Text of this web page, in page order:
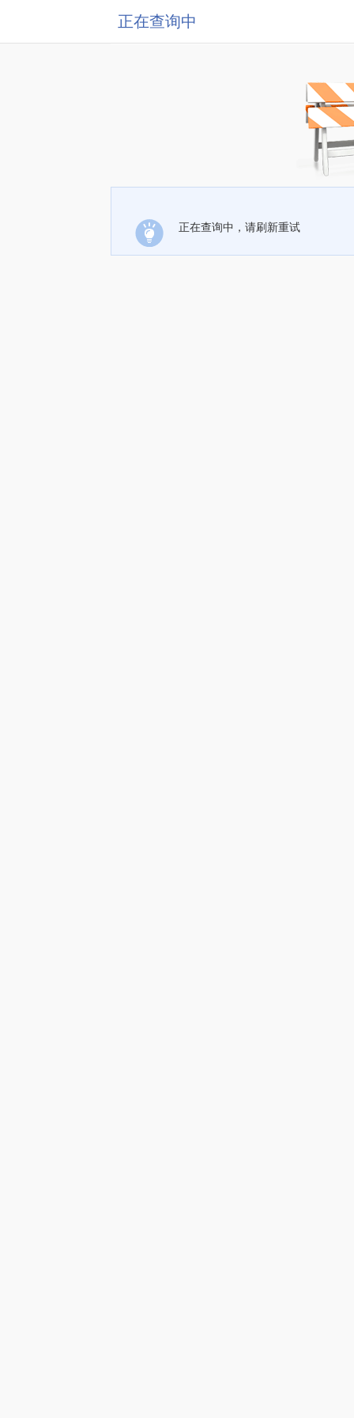
正在查询中
正在查询中，请刷新重试